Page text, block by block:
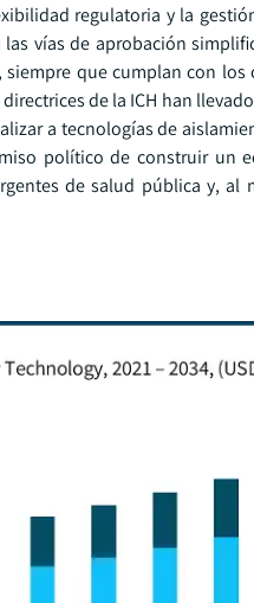
regulatoria y la
vías de aprobación
que cumplan con
de la ICH han
a tecnologías de
político de construir un
de salud pública y,